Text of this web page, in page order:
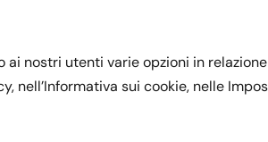
nostri utenti varie opzioni in
nell’Informativa sui cookie, nelle